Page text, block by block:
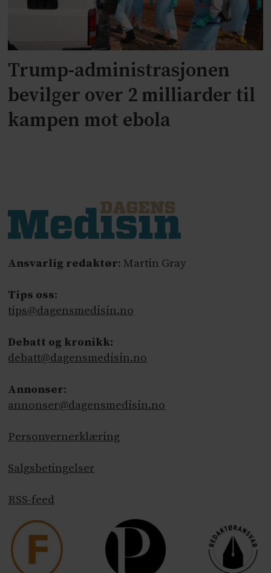
Trump-administrasjonen
bevilger over 2 milliarder til
kampen mot ebola
Ansvarlig redaktør: Martin Gray
Tips oss:
tips@dagensmedisin.no
Debatt og kronikk:
debatt@dagensmedisin.no
Annonser:
annonser@dagensmedisin.no
Personvernerklæring
Salgsbetingelser
RSS-feed